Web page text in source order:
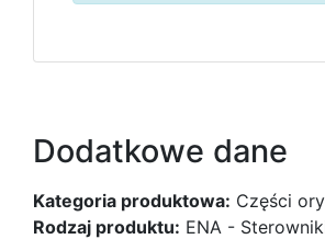
Dodatkowe dane
Kategoria produktowa: Części
Rodzaj produktu: ENA -